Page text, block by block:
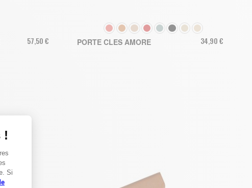
57,50 €
COULEUR
PORTE CLES AMORE 34,90 €